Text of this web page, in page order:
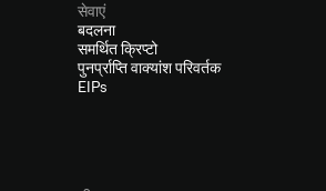
सेवाएं
बदलना
समर्थित क्रिप्टो
पुनर्प्राप्ति वाक्यांश परिवर्तक
EIPs